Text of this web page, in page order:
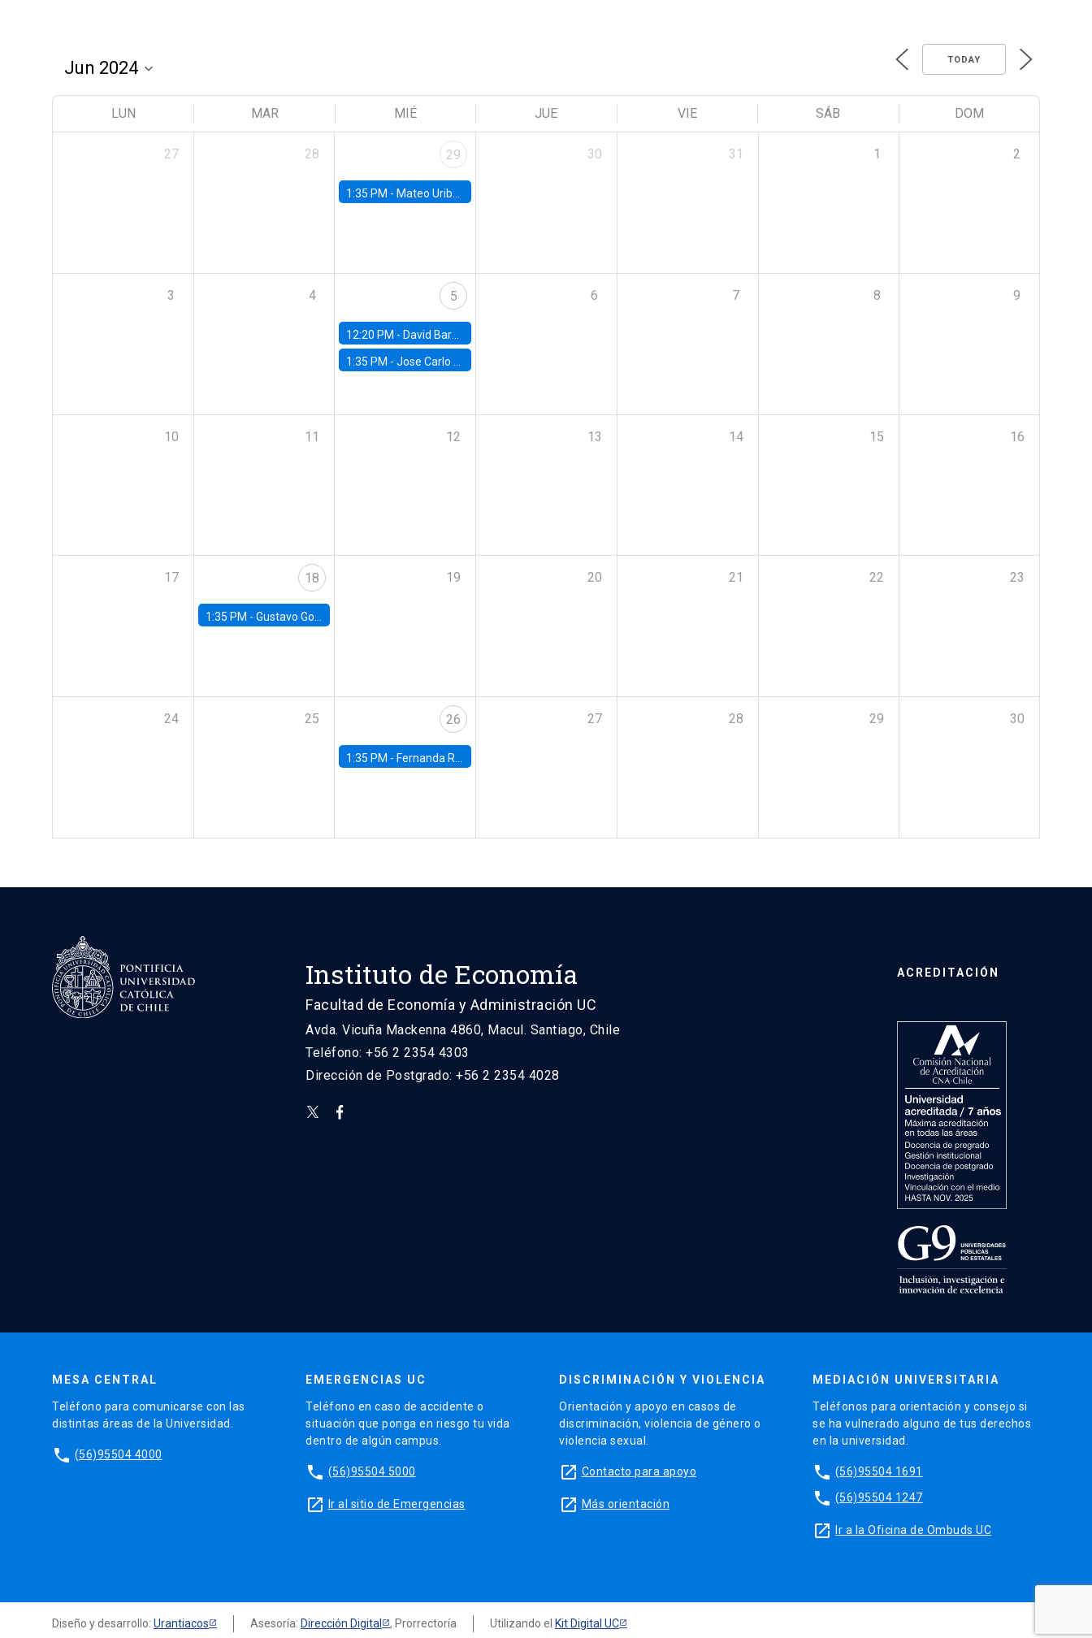
TODAY
LUN MAR MIÉ JUE VIE SÁB DOM
27 28 29
1:35 PM - Mateo Uribe-Castro, Universidad de los Andes (Colombia)
30 31 1 2
3 4 5
12:20 PM - David Bardey, Universidad de los Andes - CEDE
1:35 PM -Jose Carlo Bermudez, UC (ME) & World Bank
6 7 8 9
10 11 12 13 14 15 16
17 18
1:35 PM - Gustavo González, Banco Central de Chile
19 20 21 22 23
24 25 26
1:35 PM - Fernanda Rojas Ampuero, University of Wisconsin-Madison
27 28 29 30
Instituto de Economía
Facultad de Economía y Administración UC
Avda. Vicuña Mackenna 4860, Macul. Santiago, Chile
Teléfono: +56 2 2354 4303
Dirección de Postgrado: +56 2 2354 4028
ACREDITACIÓN
MESA CENTRAL
Teléfono para comunicarse con las
distintas áreas de la Universidad.
phone (56)95504 4000
EMERGENCIAS UC
Teléfono en caso de accidente o
situación que ponga en riesgo tu vida
dentro de algún campus.
phone (56)95504 5000
launch Ir al sitio de Emergencias
DISCRIMINACIÓN Y VIOLENCIA
Orientación y apoyo en casos de
discriminación, violencia de género o
violencia sexual.
launch Contacto para apoyo
launch Más orientación
MEDIACIÓN UNIVERSITARIA
Teléfonos para orientación y consejo si
se ha vulnerado alguno de tus derechos
en la universidad.
phone (56)95504 1691
phone (56)95504 1247
launch Ir a la Oficina de Ombuds UC
Diseño y desarrollo: Urantiacos Asesoría: Dirección Digital , Prorrectoría Utilizando el Kit Digital UC